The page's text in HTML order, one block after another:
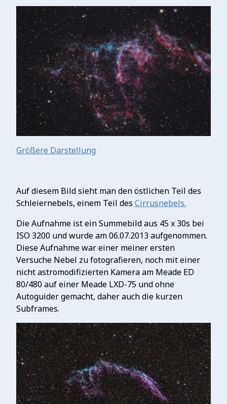
Größere Darstellung
Auf diesem Bild sieht man den östlichen Teil des
Schleiernebels, einem Teil des Cirrusnebels.
Die Aufnahme ist ein Summebild aus 45 x 30s bei
ISO 3200 und wurde am 06.07.2013 aufgenommen.
Diese Aufnahme war einer meiner ersten
Versuche Nebel zu fotografieren, noch mit einer
nicht astromodifizierten Kamera am Meade ED
80/480 auf einer Meade LXD-75 und ohne
Autoguider gemacht, daher auch die kurzen
Subframes.